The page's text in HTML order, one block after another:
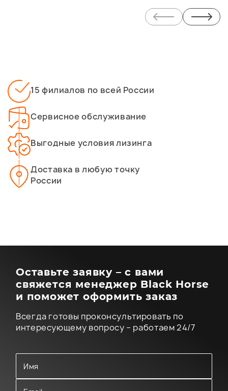
15 филиалов по всей России
Сервисное обслуживание
Выгодные условия лизинга
Доставка в любую точку
России
Оставьте заявку – с вами
свяжется менеджер Black Horse
и поможет оформить заказ
Всегда готовы проконсультировать по
интересующему вопросу – работаем 24/7